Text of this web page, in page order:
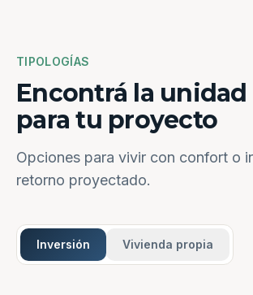
TIPOLOGÍAS
Encontrá la unidad
para tu proyecto
Opciones para vivir con confort o
retorno proyectado.
Inversión Vivienda propia